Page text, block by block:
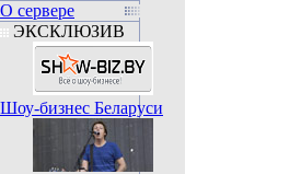
О сервере
ЭКСКЛЮЗИВ
Шоу-бизнес Беларуси